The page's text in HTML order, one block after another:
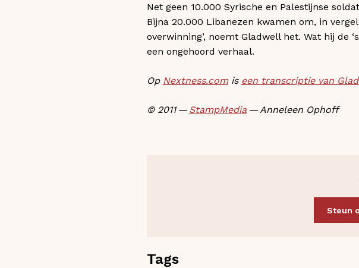
Net geen 10.000 Syrische en Palestijnse
Bijna 20.000 Libanezen kwamen om, in
overwinning’, noemt Gladwell het. Wat hij de
een ongehoord verhaal.
Op Nextness.comis een transcriptie van
© 2011 — StampMedia — Anneleen Ophoff
Steun
Tags